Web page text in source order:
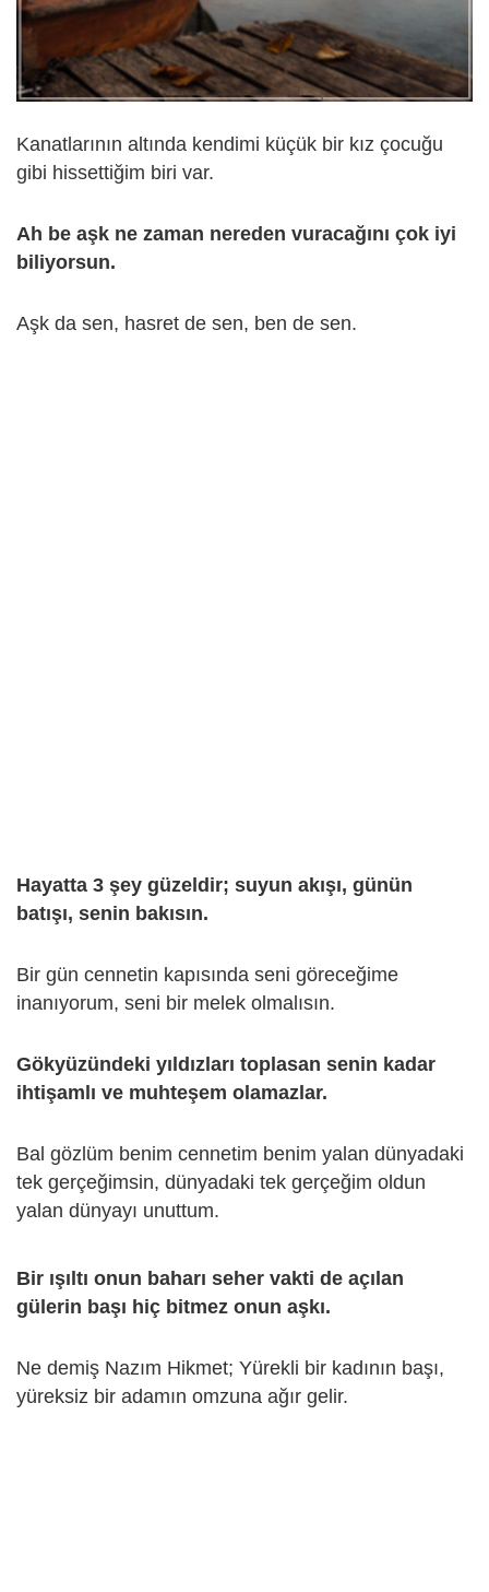
Kanatlarının altında kendimi küçük bir kız çocuğu
gibi hissettiğim biri var.
Ah be aşk ne zaman nereden vuracağını çok iyi
biliyorsun.
Aşk da sen, hasret de sen, ben de sen.
Hayatta 3 şey güzeldir; suyun akışı, günün
batışı, senin bakısın.
Bir gün cennetin kapısında seni göreceğime
inanıyorum, seni bir melek olmalısın.
Gökyüzündeki yıldızları toplasan senin kadar
ihtişamlı ve muhteşem olamazlar.
Bal gözlüm benim cennetim benim yalan dünyadaki
tek gerçeğimsin, dünyadaki tek gerçeğim oldun
yalan dünyayı unuttum.
Bir ışıltı onun baharı seher vakti de açılan
gülerin başı hiç bitmez onun aşkı.
Ne demiş Nazım Hikmet; Yürekli bir kadının başı,
yüreksiz bir adamın omzuna ağır gelir.